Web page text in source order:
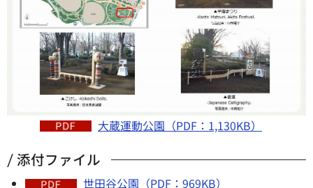
大蔵運動公園（PDF：1,130KB）
添付ファイル
世田谷公園（PDF：969KB）